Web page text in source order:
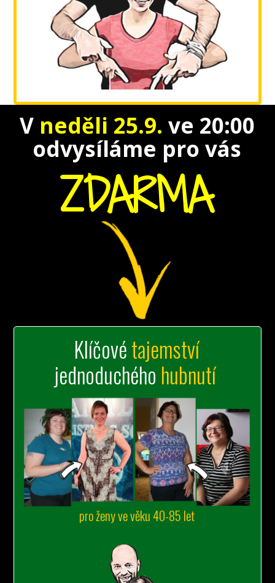
V neděli 25.9. ve 20:00
odvysíláme pro vás
ZDARMA
Klíčovétajemství
jednoduchého hubnutí
pro ženy ve věku 40-85 let